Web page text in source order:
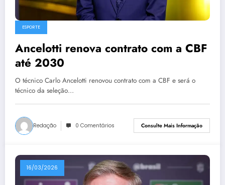
ESPORTE
Ancelotti renova contrato com a CBF
até 2030
O técnico Carlo Ancelotti renovou contrato com a CBF e será o
técnico da seleção…
Redação 0 Comentários Consulte Mais Informação
16/03/2026